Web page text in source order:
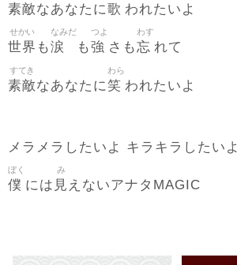
素敵なあなたに歌 われたいよ
世界
せかい
も涙
なみだ
も強
つよ
さも忘
わす
れて
素敵
すてき
なあなたに笑
わら
われたいよ
メラメラしたいよ キラキラしたいよ
僕
ぼく
には 見
み
えないアナタMAGIC